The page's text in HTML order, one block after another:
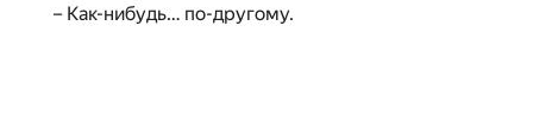
– Как-нибудь… по-другому.